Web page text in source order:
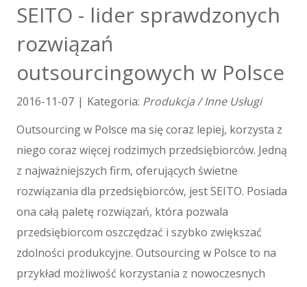
Biżuteria
Wyposażenie Wnętrz
Wyposażenie Łazienki
Sport
Elektronika, RTV, AGD
Art. Dla Zwierząt
Ogród, Rośliny
Chemia
Art. Spożywcze
Materiały Eksploatacyjne
Inne Sklepy
SEITO - lider sprawdzonych
rozwiązań
outsourcingowych w Polsce
2016-11-07 | Kategoria: Produkcja / Inne Usługi
Outsourcing w Polsce ma się coraz lepiej, korzysta z
niego coraz więcej rodzimych przedsiębiorców. Jedną
z najważniejszych firm, oferujących świetne
rozwiązania dla przedsiębiorców, jest SEITO. Posiada
ona całą paletę rozwiązań, która pozwala
przedsiębiorcom oszczędzać i szybko zwiększać
zdolności produkcyjne. Outsourcing w Polsce to na
przykład możliwość korzystania z nowoczesnych